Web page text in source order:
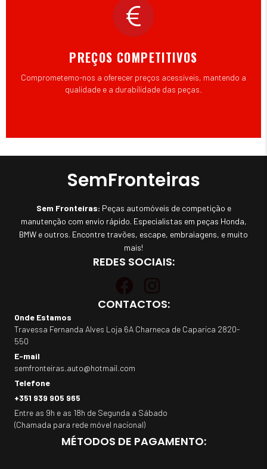
PREÇOS COMPETITIVOS
Comprometemo-nos a oferecer preços acessíveis, mantendo a
qualidade e a durabilidade das peças.
SemFronteiras
Sem Fronteiras: Peças automóveis de competição e
manutenção com envio rápido. Especialistas em peças Honda,
BMW e outros. Encontre travões, escape, embraiagens, e muito
mais!
REDES SOCIAIS:
CONTACTOS:
Onde Estamos
Travessa Fernanda Alves Loja 6A Charneca de Caparica 2820-
550
E-mail
semfronteiras.auto@hotmail.com
Telefone
+351 939 905 965
Entre as 9h e as 18h de Segunda a Sábado
(Chamada para rede móvel nacional)
MÉTODOS DE PAGAMENTO: